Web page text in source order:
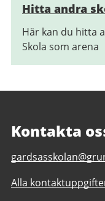
Hitta andra
Här kan du hitta
Skola som arena
Kontakta
E-
till
Alla